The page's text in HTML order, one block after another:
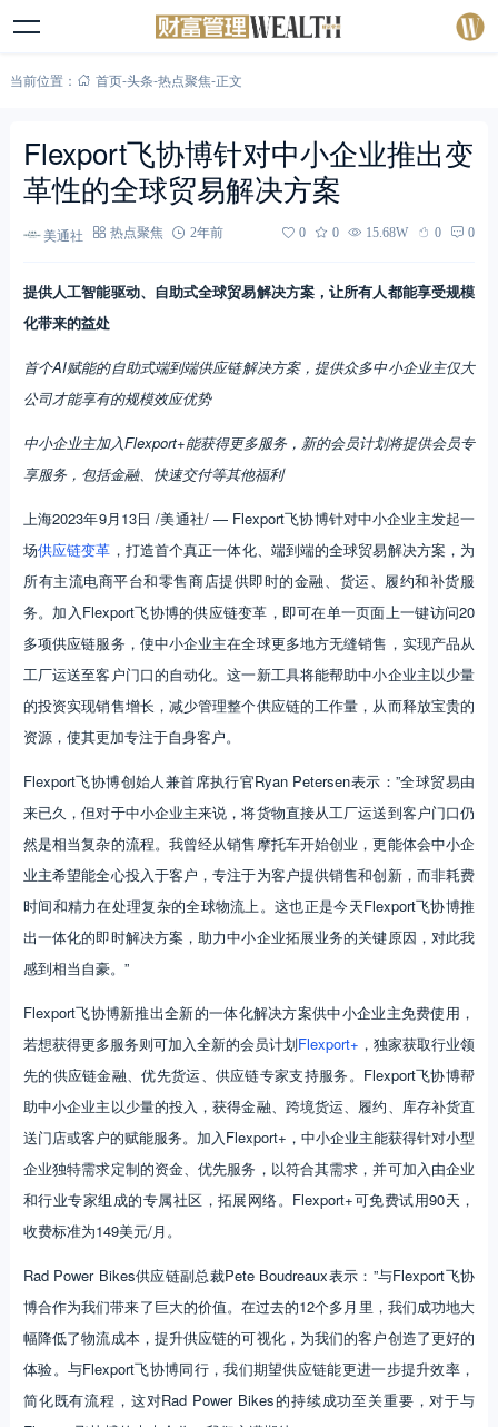
当前位置： 首页-头条-热点聚焦-正文
Flexport飞协博针对中小企业推出变
革性的全球贸易解决方案
美通社 热点聚焦 2年前 0 0 15.68W 0 0
提供人工智能驱动、自助式全球贸易解决方案，让所有人都能享受规模
化带来的益处
首个AI赋能的自助式端到端供应链解决方案，提供众多中小企业主仅大
公司才能享有的规模效应优势
中小企业主加入Flexport+能获得更多服务，新的会员计划将提供会员专
享服务， 包括金融、快速交付等其他福利
上海2023年9月13日 /美通社/ — Flexport飞协博针对中小企业主发起一
场供应链变革 ，打造首个真正一体化、端到端的全球贸易解决方案，为
所有主流电商平台和零售商店提供即时的金融、货运、履约和补货服
务。加入Flexport飞协博的供应链变革，即可在单一页面上一键访问20
多项供应链服务，使中小企业主在全球更多地方无缝销售，实现产品从
工厂运送至客户门口的自动化。这一新工具将能帮助中小企业主以少量
的投资实现销售增长，减少管理整个供应链的工作量，从而释放宝贵的
资源，使其更加专注于自身客户。
Flexport飞协博创始人兼首席执行官Ryan Petersen表示：”全球贸易由
来已久，但对于中小企业主来说，将货物直接从工厂运送到客户门口仍
然是相当复杂的流程。我曾经从销售摩托车开始创业，更能体会中小企
业主希望能全心投入于客户，专注于为客户提供销售和创新，而非耗费
时间和精力在处理复杂的全球物流上。这也正是今天Flexport飞协博推
出一体化的即时解决方案，助力中小企业拓展业务的关键原因，对此我
感到相当自豪。”
Flexport飞协博新推出全新的一体化解决方案供中小企业主免费使用，
若想获得更多服务则可加入全新的会员计划Flexport+ ，独家获取行业领
先的供应链金融、优先货运、供应链专家支持服务。Flexport飞协博帮
助中小企业主以少量的投入，获得金融、跨境货运、履约、库存补货直
送门店或客户的赋能服务。加入Flexport+，中小企业主能获得针对小型
企业独特需求定制的资金、优先服务，以符合其需求，并可加入由企业
和行业专家组成的专属社区，拓展网络。Flexport+可免费试用90天，
收费标准为149美元/月。
Rad Power Bikes供应链副总裁Pete Boudreaux表示：”与Flexport飞协
博合作为我们带来了巨大的价值。在过去的12个多月里，我们成功地大
幅降低了物流成本，提升供应链的可视化，为我们的客户创造了更好的
体验。与Flexport飞协博同行，我们期望供应链能更进一步提升效率，
简化既有流程，这对Rad Power Bikes的持续成功至关重要，对于与